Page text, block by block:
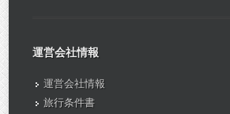
運営会社情報
運営会社情報
旅行条件書